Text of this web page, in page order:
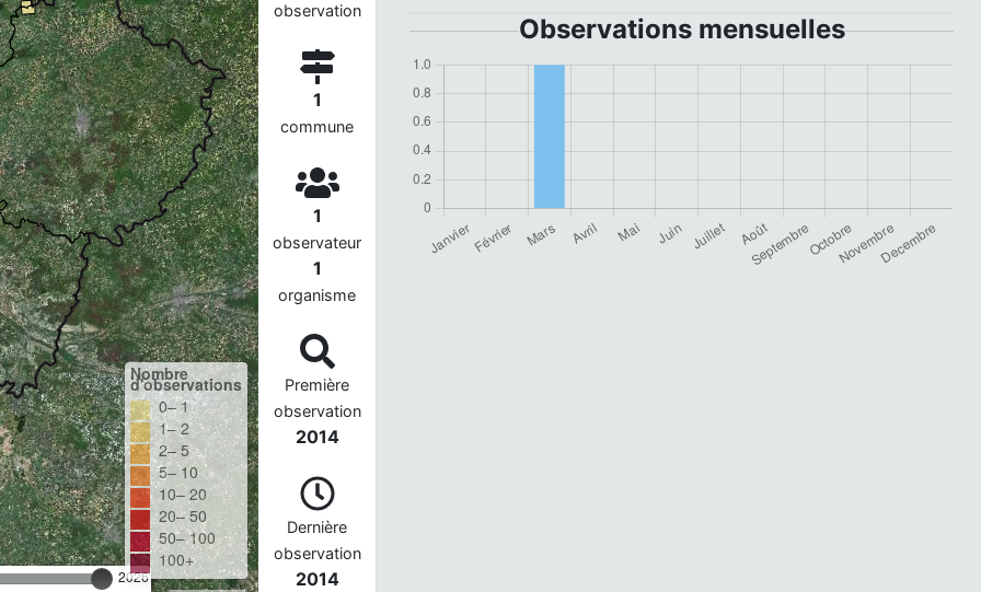
2026
Nombre
d'observations
0– 1
1– 2
2– 5
5– 10
10– 20
20– 50
50– 100
100+
observation
1
commune
1
observateur
1
organisme
Première
observation
2014
Dernière
observation
2014
Observations mensuelles